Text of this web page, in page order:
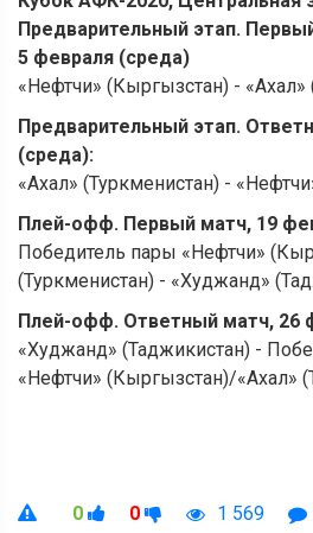
Предварительный этап.
5 февраля (среда)
«Нефтчи» (Кыргызстан) - «Ахал»
Предварительный этап.
(среда):
«Ахал» (Туркменистан) -
Плей-офф. Первый матч, 19
Победитель пары «Нефтчи»
(Туркменистан) - «Худжанд»
Плей-офф. Ответный матч, 26
«Худжанд» (Таджикистан) -
«Нефтчи» (Кыргызстан)/«Ахал»
0 0 1 569